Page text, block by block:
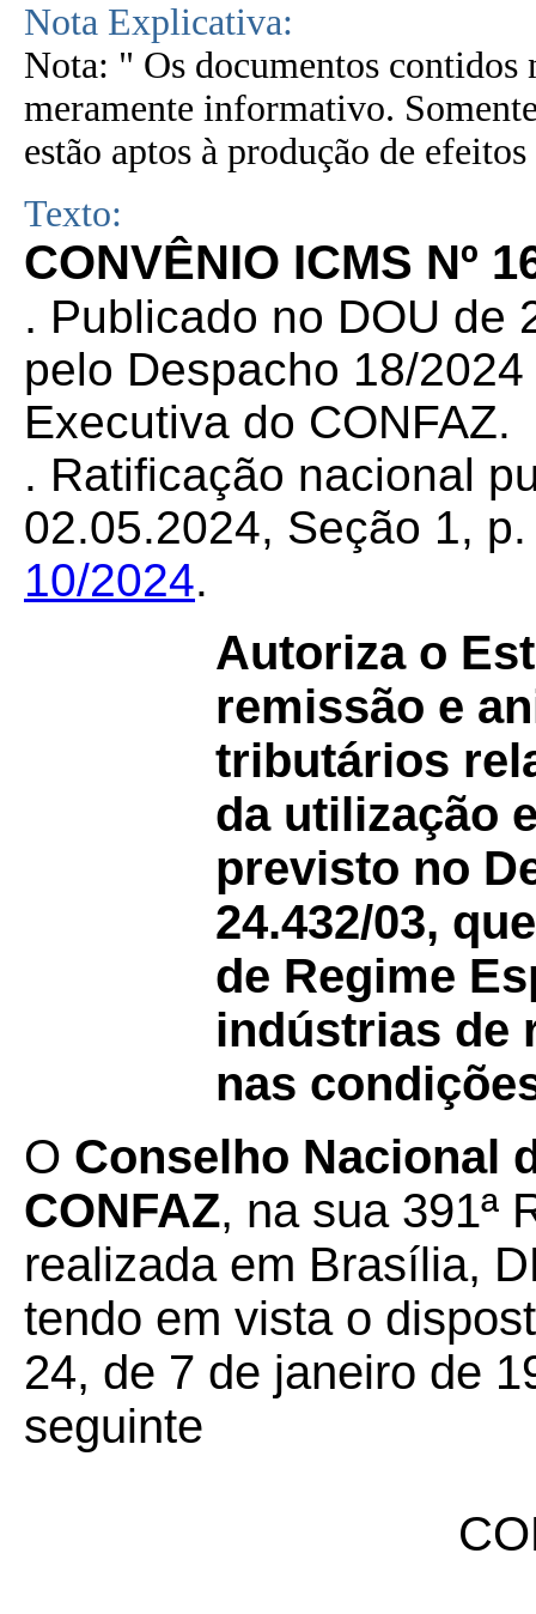
Nota Explicativa:
Nota: " Os documentos contidos
meramente informativo.
estão aptos à produção de
Texto:
CONVÊNIO ICMS Nº
. Publicado no DOU de
pelo Despacho 18/
Executiva do CONFAZ.
. Ratificação nacional
02.05.2024, Seção 1,
10/2024.
Autoriza o
remissão e
tributários
da utilização
previsto no
24.432/03,
de Regime
indústrias de
nas
O Conselho Nacional
CONFAZ, na sua 391ª
realizada em Brasília,
tendo em vista o
24, de 7 de janeiro de
seguinte